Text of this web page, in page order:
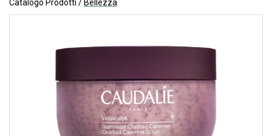
Catalogo Prodotti / Bellezza